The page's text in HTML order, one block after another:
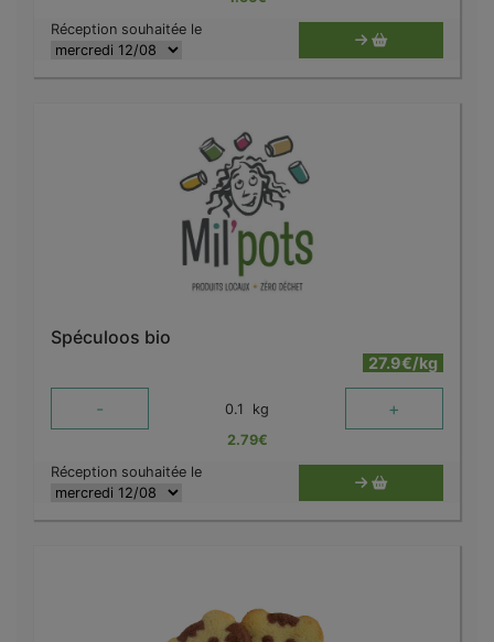
Réception souhaitée le
Spéculoos bio
27.9€/kg
- 0.1 kg +
2.79€
Réception souhaitée le